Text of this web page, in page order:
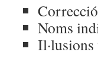
Noms